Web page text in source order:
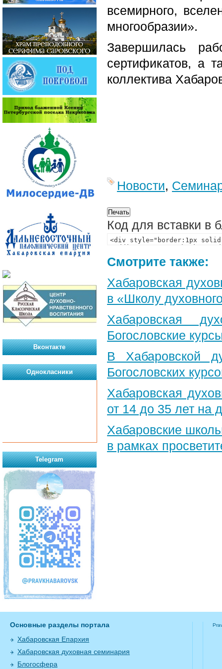
всемирного,
многообразии».
Завершилась
сертификатов, а
коллектива
Новости,
Код для вставки в
Смотрите также:
Хабаровская
в «Школу
Хабаровская
Богословские
В Хабаровской
Богословских
Хабаровская
от 14 до 35 лет на
Хабаровские
в рамках
Вконтакте
Однокласники
Telegram
Основные разделы портала
Хабаровская Епархия
Хабаровская духовная семинария
Блогосфера